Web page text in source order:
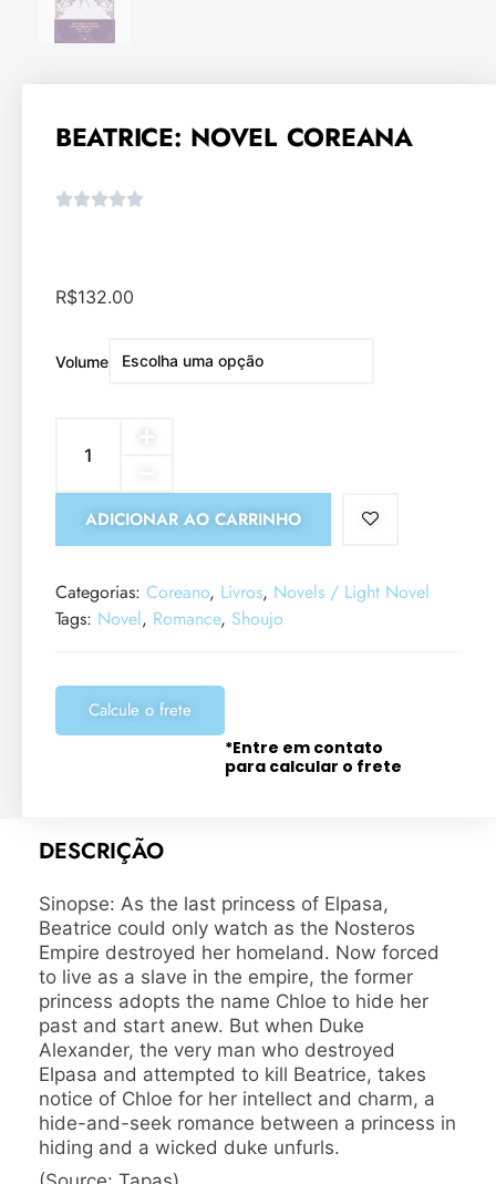
BEATRICE: NOVEL COREANA
R$132.00
Volume
ADICIONAR AO CARRINHO
Categorias: Coreano, Livros, Novels / Light Novel
Tags: Novel, Romance, Shoujo
Calcule o frete
*Entre em contato
para calcular o frete
DESCRIÇÃO
Sinopse: As the last princess of Elpasa,
Beatrice could only watch as the Nosteros
Empire destroyed her homeland. Now forced
to live as a slave in the empire, the former
princess adopts the name Chloe to hide her
past and start anew. But when Duke
Alexander, the very man who destroyed
Elpasa and attempted to kill Beatrice, takes
notice of Chloe for her intellect and charm, a
hide-and-seek romance between a princess in
hiding and a wicked duke unfurls.